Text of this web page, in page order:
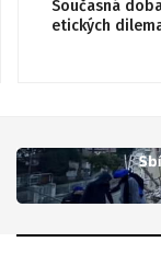
Současná
etických